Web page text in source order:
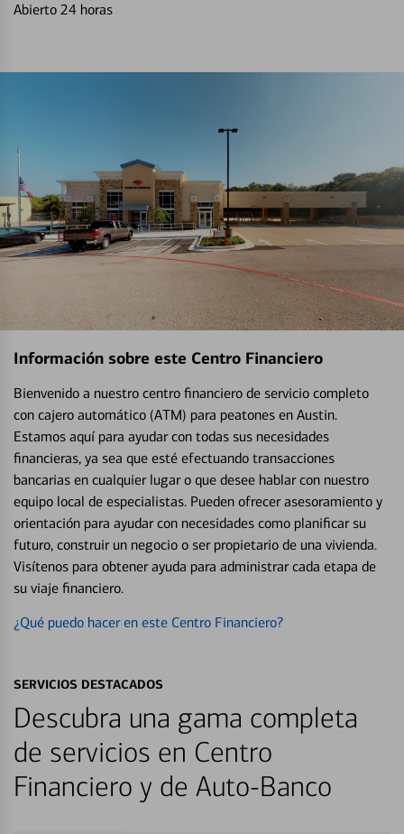
Abierto 24 horas
Información sobre este Centro Financiero
Bienvenido a nuestro centro financiero de servicio completo
con cajero automático (ATM) para peatones en Austin.
Estamos aquí para ayudar con todas sus necesidades
financieras, ya sea que esté efectuando transacciones
bancarias en cualquier lugar o que desee hablar con nuestro
equipo local de especialistas. Pueden ofrecer asesoramiento y
orientación para ayudar con necesidades como planificar su
futuro, construir un negocio o ser propietario de una vivienda.
Visítenos para obtener ayuda para administrar cada etapa de
su viaje financiero.
¿Qué puedo hacer en este Centro Financiero?
SERVICIOS DESTACADOS
Descubra una gama completa
de servicios en Centro
Financiero y de Auto-Banco